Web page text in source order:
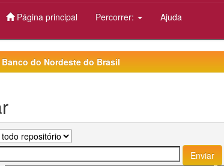
Página principal Percorrer: Ajuda
Banco do Nordeste do Brasil